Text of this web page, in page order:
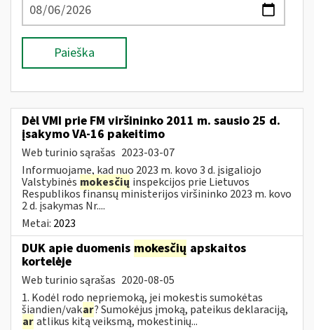
Paieška
Dėl VMI prie FM viršininko 2011 m. sausio 25 d.
įsakymo VA-16 pakeitimo
Web turinio sąrašas 2023-03-07
Informuojame, kad nuo 2023 m. kovo 3 d. įsigaliojo
Valstybinės mokesčių inspekcijos prie Lietuvos
Respublikos finansų ministerijos viršininko 2023 m. kovo
2 d. įsakymas Nr....
Metai: 2023
DUK apie duomenis mokesčių apskaitos
kortelėje
Web turinio sąrašas 2020-08-05
1. Kodėl rodo nepriemoką, jei mokestis sumokėtas
šiandien/vakar? Sumokėjus įmoką, pateikus deklaraciją,
aratlikus kitą veiksmą, mokestinių...